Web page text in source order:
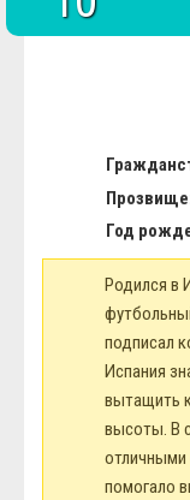
Полезное
История
Год
Родился в
подписал
Испания
вытащить
высоты. В
отличными
помогало